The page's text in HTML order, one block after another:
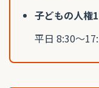
子どもの人権
平日 8:30〜